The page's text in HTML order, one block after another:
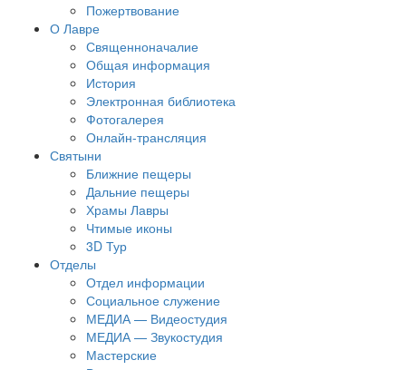
Пожертвование
О Лавре
Священноначалие
Общая информация
История
Электронная библиотека
Фотогалерея
Онлайн-трансляция
Святыни
Ближние пещеры
Дальние пещеры
Храмы Лавры
Чтимые иконы
3D Тур
Отделы
Отдел информации
Социальное служение
МЕДИА — Видеостудия
МЕДИА — Звукостудия
Мастерские